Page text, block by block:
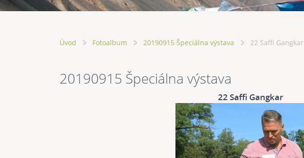
Úvod Fotoalbum 20190915 Špeciálna výstava 22 Saffi Gangkar
20190915 Špeciálna výstava
22 Saffi Gangkar